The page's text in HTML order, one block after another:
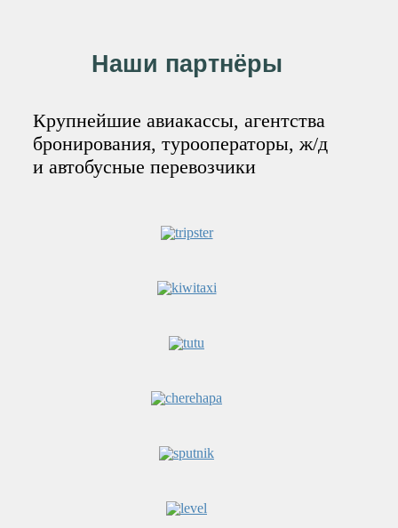
Наши партнёры
Крупнейшие авиакассы, агентства
бронирования, турооператоры, ж/д
и автобусные перевозчики